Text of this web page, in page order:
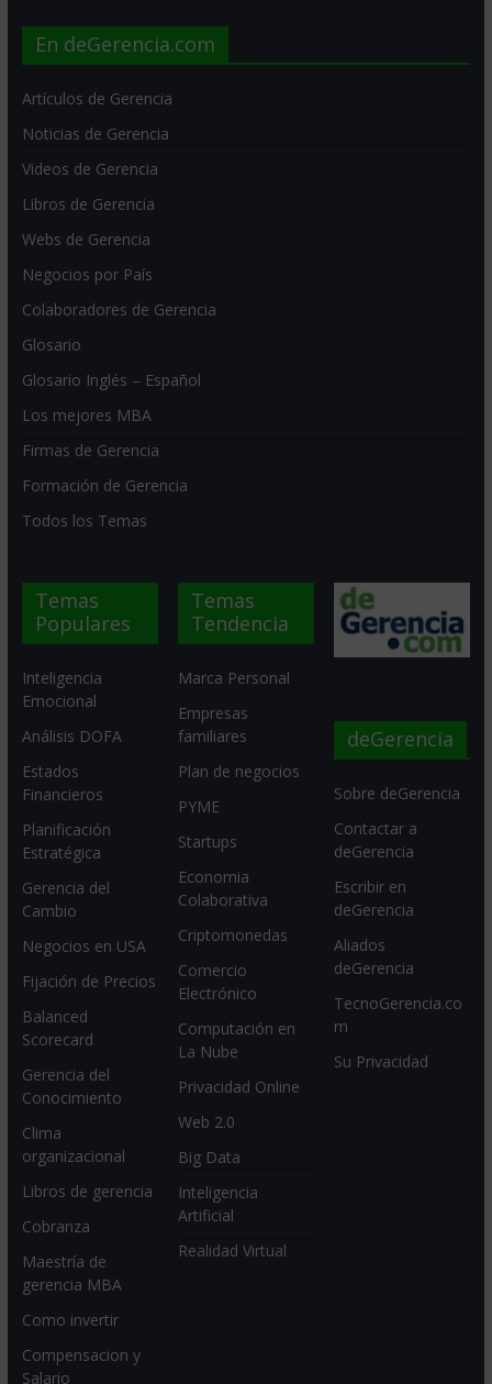
En deGerencia.com
Artículos de Gerencia
Noticias de Gerencia
Videos de Gerencia
Libros de Gerencia
Webs de Gerencia
Negocios por País
Colaboradores de Gerencia
Glosario
Glosario Inglés – Español
Los mejores MBA
Firmas de Gerencia
Formación de Gerencia
Todos los Temas
Temas
Populares
Inteligencia
Emocional
Análisis DOFA
Estados
Financieros
Planificación
Estratégica
Gerencia del
Cambio
Negocios en USA
Fijación de Precios
Balanced
Scorecard
Gerencia del
Conocimiento
Clima
organizacional
Libros de gerencia
Cobranza
Maestría de
gerencia MBA
Como invertir
Compensacion y
Salario
Temas
Tendencia
Marca Personal
Empresas
familiares
Plan de negocios
PYME
Startups
Economia
Colaborativa
Criptomonedas
Comercio
Electrónico
Computación en
La Nube
Privacidad Online
Web 2.0
Big Data
Inteligencia
Artificial
Realidad Virtual
deGerencia
Sobre deGerencia
Contactar a
deGerencia
Escribir en
deGerencia
Aliados
deGerencia
TecnoGerencia.co
m
Su Privacidad